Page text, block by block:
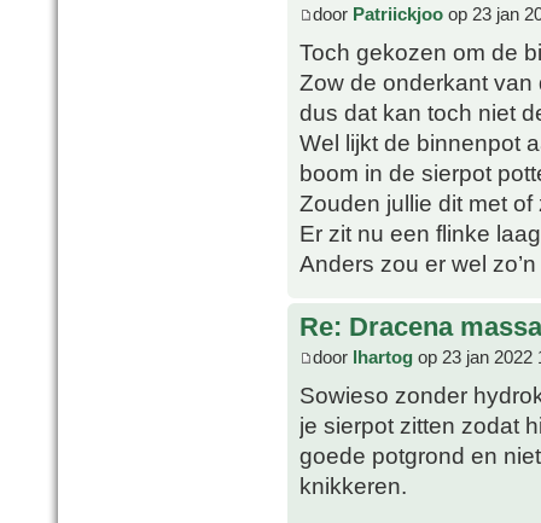
door Patriickjoo op 23 jan
Toch gekozen om de
Zow de onderkant van
dus dat kan toch niet
Wel lijkt de binnenpot
boom in de sierpot
Zouden jullie dit met
Er zit nu een flinke
Anders zou er wel
Re: Dracena
door lhartog op 23 jan 2022
Sowieso zonder
je sierpot zitten zodat
goede potgrond en
knikkeren.